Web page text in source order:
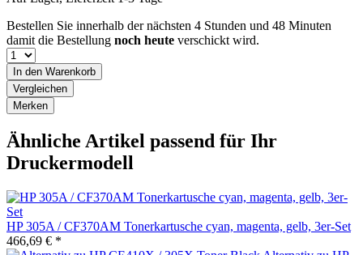
Bestellen Sie innerhalb der nächsten 4 Stunden und 48 Minuten
damit die Bestellung noch heute verschickt wird.
In den Warenkorb
Vergleichen
Merken
Ähnliche Artikel passend für Ihr
Druckermodell
HP 305A / CF370AM Tonerkartusche cyan, magenta, gelb, 3er-Set
466,69 € *